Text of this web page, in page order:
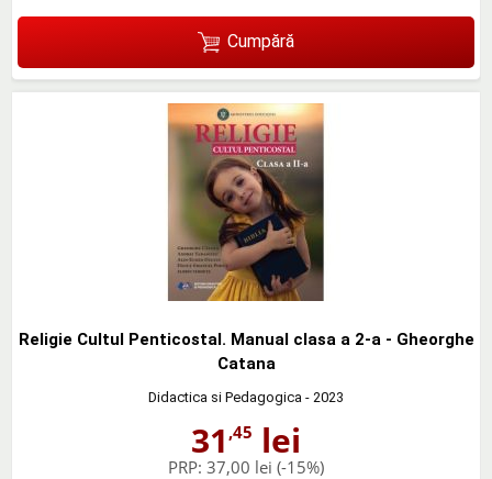
Cumpără
Religie Cultul Penticostal. Manual clasa a 2-a - Gheorghe
Catana
Didactica si Pedagogica - 2023
31 ,45 lei
PRP: 37,00 lei (-15%)